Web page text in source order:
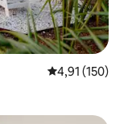
4,91 av 5 i
4,91 (150)